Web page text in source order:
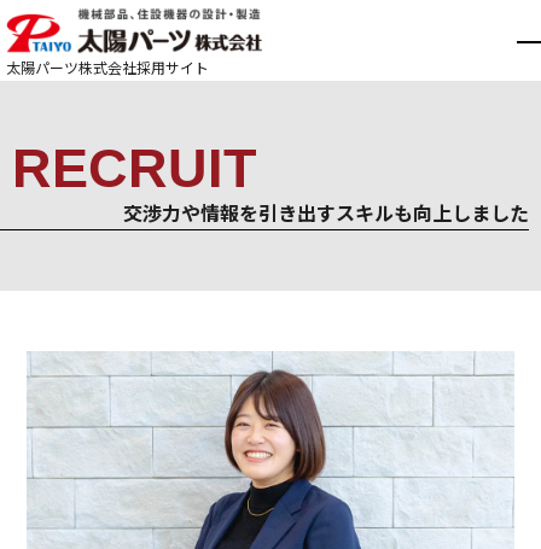
太陽パーツ株式会社採用サイト
RECRUIT
交渉力や情報を引き出すスキルも向上しました